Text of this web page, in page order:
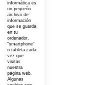
Opiniones
informática es
un pequeño
archivo de
información
que se guarda
en tu
ordenador,
“smartphone”
o tableta cada
vez que
visitas
nuestra
página web.
Algunas